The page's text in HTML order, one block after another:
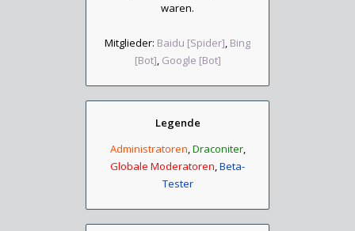
waren.
Mitglieder: Baidu [Spider], Bing
[Bot], Google [Bot]
Legende
Administratoren,Draconiter,
Globale Moderatoren,Beta-
Tester